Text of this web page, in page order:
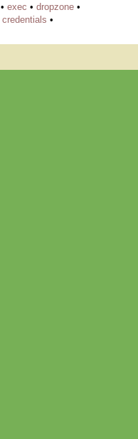
• exec • dropzone •
credentials •